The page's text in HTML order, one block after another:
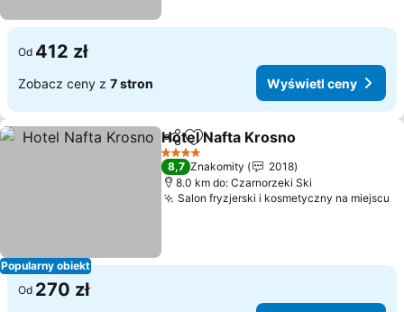
Od 412 zł
Zobacz ceny z 7 stron Wyświetl ceny
Popularny obiekt
Udostępnij
Dodaj do ulubionych
Hotel Nafta Krosno
4 Kategoria
8,7 Znakomity
2018
8.0 km do: Czarnorzeki Ski
Salon fryzjerski i kosmetyczny na miejscu
Od 270 zł